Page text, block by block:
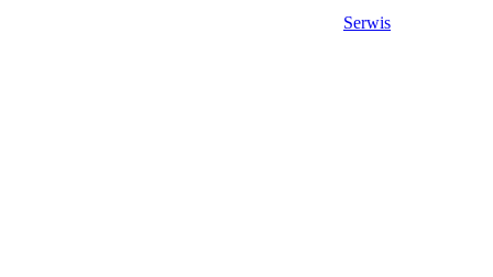
Serwis